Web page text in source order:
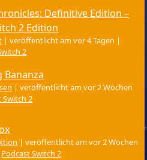
Definitive Edition –
2 Edition
|veröffentlicht am vor 4 Tagen |
2
Bananza
|veröffentlicht am vor 2 Wochen
Switch 2
|veröffentlicht am vor 2 Wochen
Podcast Switch 2